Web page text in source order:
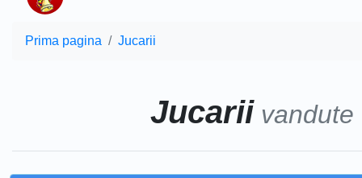
Prima pagina Jucarii
Jucarii